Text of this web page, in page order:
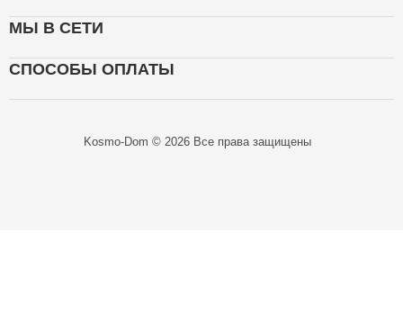
МЫ В СЕТИ
СПОСОБЫ ОПЛАТЫ
Kosmo-Dom © 2026 Все права защищены